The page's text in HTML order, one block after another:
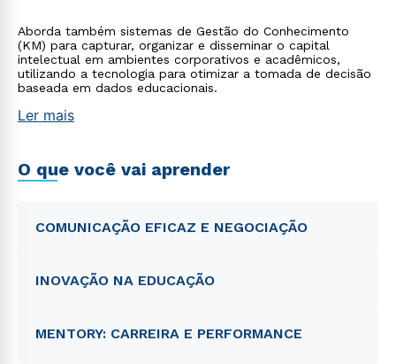
Aborda também sistemas de Gestão do Conhecimento
(KM) para capturar, organizar e disseminar o capital
intelectual em ambientes corporativos e acadêmicos,
utilizando a tecnologia para otimizar a tomada de decisão
baseada em dados educacionais.
Ler mais
O que você vai aprender
COMUNICAÇÃO EFICAZ E NEGOCIAÇÃO
INOVAÇÃO NA EDUCAÇÃO
MENTORY: CARREIRA E PERFORMANCE